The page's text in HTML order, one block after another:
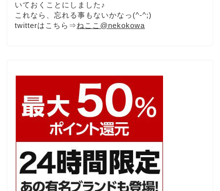
いておくことにしました♪
これなら、忘れる事もないかなっ(^-^;)
twitterはこちら⇒ねここ@nekokowa